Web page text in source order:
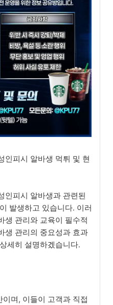
인피시 알바생 먹튀 및 현
인피시 알바생과 관련된
발생하고 있습니다. 이러
생 관리와 교육이 필수적
생 관리의 중요성과 효과
세히 설명하겠습니다.
며, 이들이 고객과 직접